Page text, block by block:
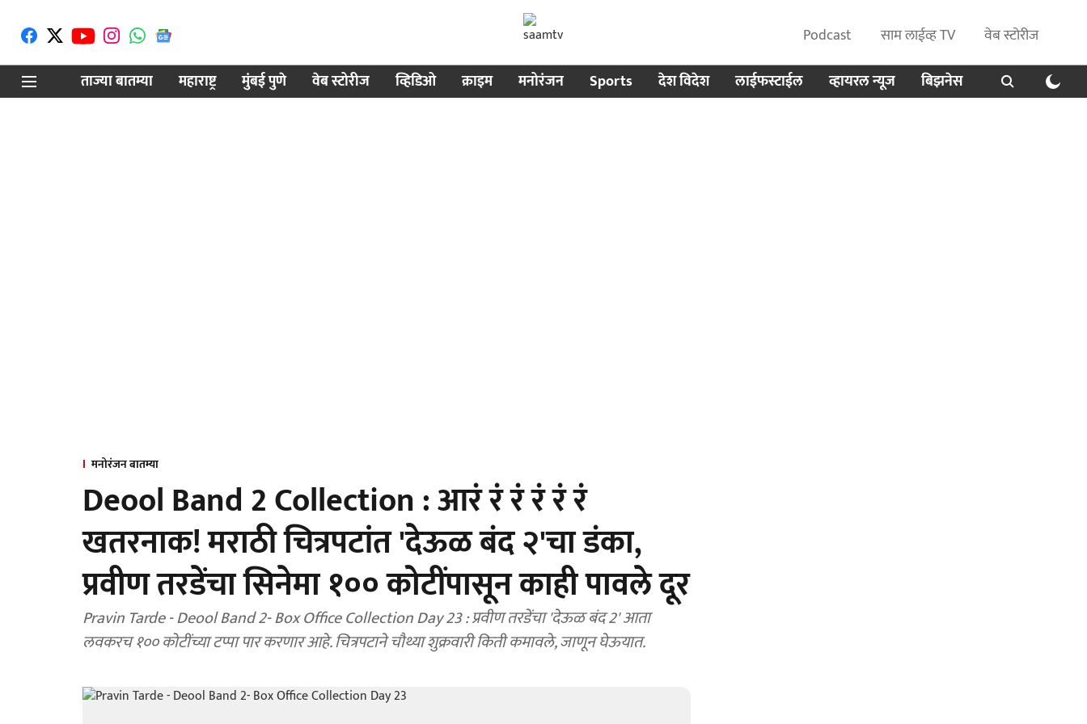
Podcast साम लाईव्ह TV
वेब स्टोरीज
ताज्या बातम्या
महाराष्ट्र मुंबई पुणे वेब स्टोरीज व्हिडिओ क्राइम मनोरंजन Sports देश विदेश लाईफस्टाईल व्हायरल न्यूज बिझनेस
मनोरंजन बातम्या
Deool Band 2 Collection : आरं रं रं रं रं रं
खतरनाक! मराठी चित्रपटांत 'देऊळ बंद २'चा डंका,
प्रवीण तरडेंचा सिनेमा १०० कोटींपासून काही पावले दूर
Pravin Tarde - Deool Band 2- Box Office Collection Day 23 : प्रवीण तरडेंचा 'देऊळ बंद 2' आता
लवकरच १०० कोटींच्या टप्पा पार करणार आहे. चित्रपटाने चौथ्या शुक्रवारी किती कमावले, जाणून घेऊयात.